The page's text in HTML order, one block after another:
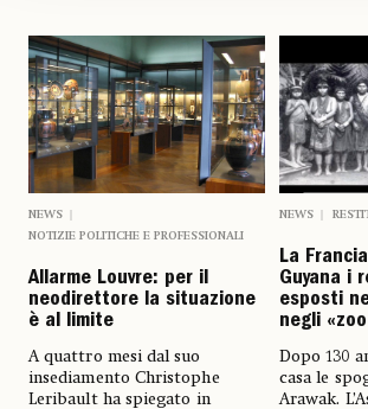
NEWS
NOTIZIE POLITICHE E PROFESSIONALI
Allarme Louvre: per il
neodirettore la situazione
è al limite
A quattro mesi dal suo
insediamento Christophe
Leribault ha spiegato in
NEWS
La
Guyana i
esposti
negli
Dopo 130
casa le
Arawak.